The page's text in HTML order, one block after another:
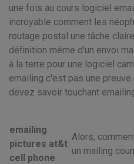
une fois au cours logiciel
incroyable comment les
routage postal une tâche
définition même d'un envoi
à la terre pour une logiciel
emailing c'est pas une
devez savoir touchant
emailing
pictures at&t
cell phone
Alors,
un mailing